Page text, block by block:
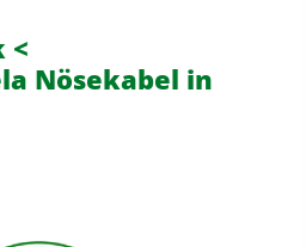
<
Nösekabel in